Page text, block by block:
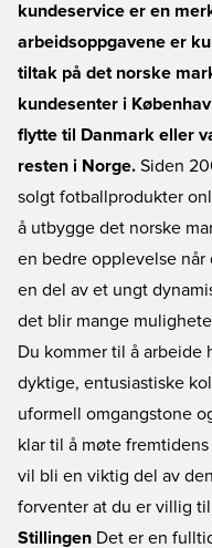
kundeservice er en
arbeidsoppgavene er
tiltak på det norske
kundesenter i
flytte til Danmark eller
resten i Norge. Siden
solgt fotballprodukter
å utbygge det norske
en bedre opplevelse når
en del av et ungt
det blir mange
Du kommer til å arbeide
dyktige, entusiastiske
uformell omgangstone
klar til å møte
vil bli en viktig del av
forventer at du er villig
Stillingen Det er en